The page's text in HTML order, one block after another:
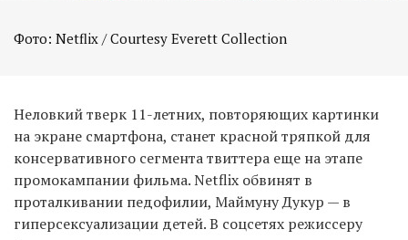
Фото: Netflix / Courtesy Everett Collection
Неловкий тверк 11-летних, повторяющих картинки
на экране смартфона, станет красной тряпкой для
консервативного сегмента твиттера еще на этапе
промокампании фильма. Netflix обвинят в
проталкивании педофилии, Маймуну Дукур — в
гиперсексуализации детей. В соцсетях режиссеру